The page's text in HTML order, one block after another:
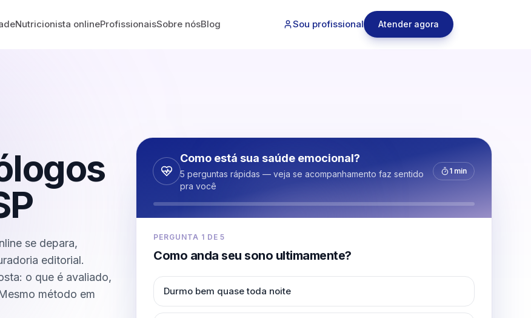
Nutricionista onlineProfissionaisSobre nósBlog Sou profissional Atender agora
se depara,
editorial.
o que é avaliado,
método em
Como está sua saúde emocional?
5 perguntas rápidas — veja se acompanhamento faz sentido
pra você
1 min
PERGUNTA 1 DE5
Como anda seu sono ultimamente?
Durmo bem quase toda noite